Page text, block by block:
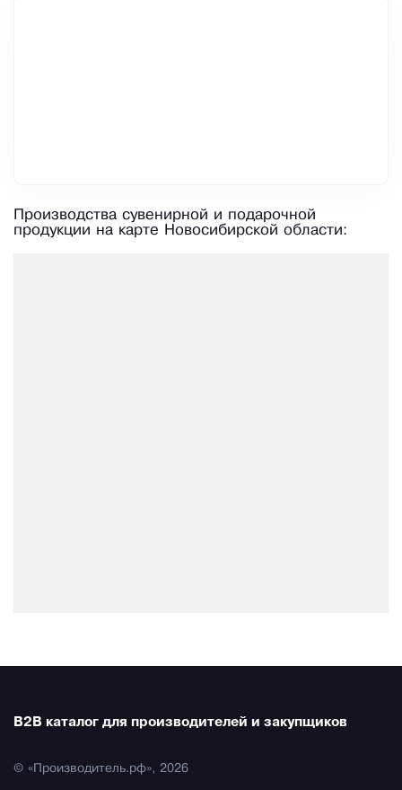
Производства сувенирной и подарочной
продукции на карте Новосибирской области:
B2B каталог для производителей и закупщиков
© «Производитель.рф», 2026